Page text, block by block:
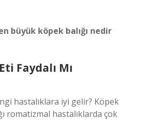
büyük köpek balığı nedir
Faydalı Mı
hastalıklara iyi gelir? Köpek
romatizmal hastalıklarda çok